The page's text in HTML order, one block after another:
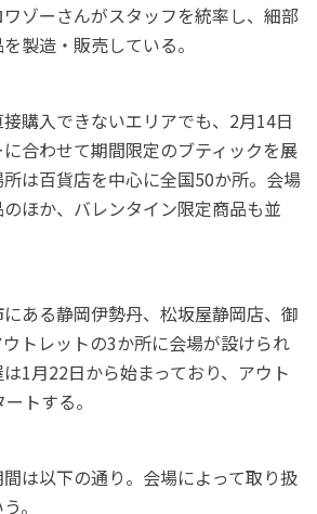
ゾーさんがスタッフを統率し、細部
製造・販売している。
購入できないエリアでも、2月14日
合わせて期間限定のブティックを展
は百貨店を中心に全国50か所。会場
ほか、バレンタイン限定商品も並
ある静岡伊勢丹、松坂屋静岡店、御
トレットの3か所に会場が設けられ
1月22日から始まっており、アウト
トする。
は以下の通り。会場によって取り扱
。